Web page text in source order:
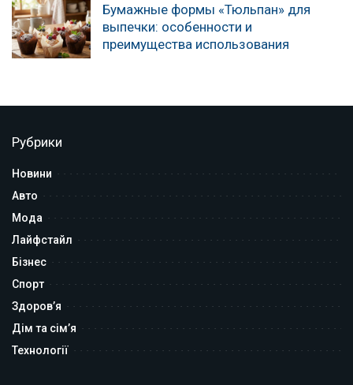
Бумажные формы «Тюльпан» для
выпечки: особенности и
преимущества использования
Рубрики
Новини
Авто
Мода
Лайфстайл
Бізнес
Спорт
Здоров’я
Дім та сім’я
Технології